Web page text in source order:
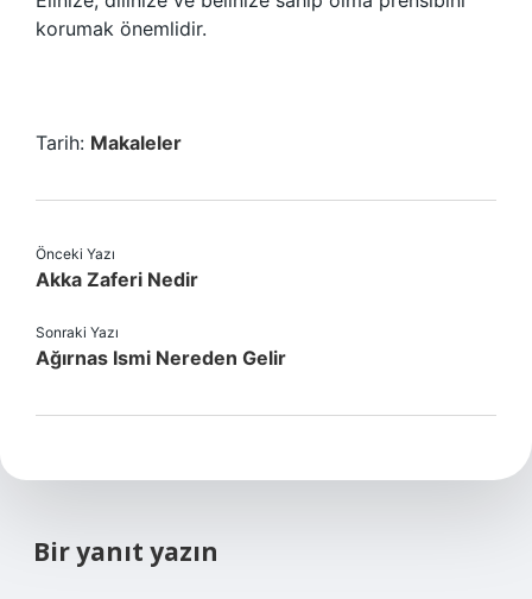
korumak önemlidir.
Tarih: Makaleler
Önceki Yazı
Akka Zaferi Nedir
Sonraki Yazı
Ağırnas Ismi Nereden Gelir
Bir yanıt yazın